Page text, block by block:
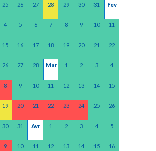
25 26 27 28 29 30 31 Fev
4 5 6 7 8 9 10 11
15 16 17 18 19 20 21 22
26 27 28 Mar 1 2 3 4
8 9 10 11 12 13 14 15
19 20 21 22 23 24 25 26
30 31 Avr 1 2 3 4 5
9 10 11 12 13 14 15 16